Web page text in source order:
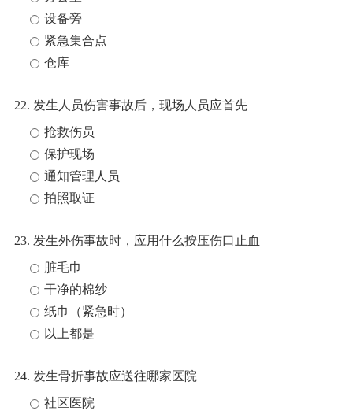
设备旁
紧急集合点
仓库
22. 发生人员伤害事故后，现场人员应首先
抢救伤员
保护现场
通知管理人员
拍照取证
23. 发生外伤事故时，应用什么按压伤口止血
脏毛巾
干净的棉纱
纸巾（紧急时）
以上都是
24. 发生骨折事故应送往哪家医院
社区医院